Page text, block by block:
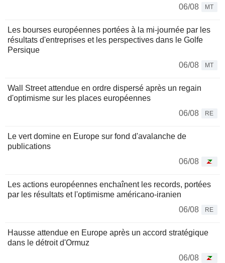
06/08 MT
Les bourses européennes portées à la mi-journée par les
résultats d'entreprises et les perspectives dans le Golfe
Persique
06/08
MT
Wall Street attendue en ordre dispersé après un regain
d'optimisme sur les places européennes
06/08
RE
Le vert domine en Europe sur fond d'avalanche de
publications
06/08
Les actions européennes enchaînent les records, portées
par les résultats et l'optimisme américano-iranien
06/08
RE
Hausse attendue en Europe après un accord stratégique
dans le détroit d'Ormuz
06/08